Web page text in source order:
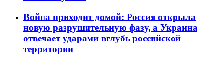
Война приходит домой: Россия открыла
новую разрушительную фазу, а Украина
отвечает ударами вглубь российской
территории